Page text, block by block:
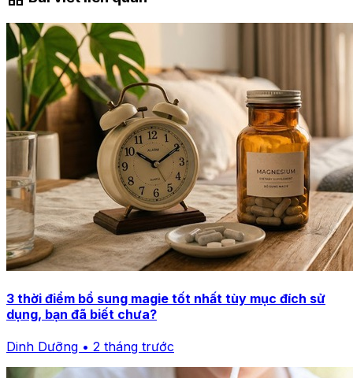
3 thời điểm bổ sung magie tốt nhất tùy mục đích sử
dụng, bạn đã biết chưa?
Dinh Dưỡng • 2 tháng trước